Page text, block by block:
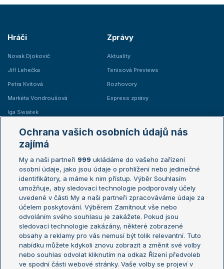
Hráči
Novak Djokovič
Jiří Lehečka
Petra Kvitová
Markéta Vondroušová
Iga Swiatek
Zprávy
Aktuality
Tenisová Previews
Rozhovory
Express zprávy
Žebříčky
Žebříček ATP (muži)
Žebříček WTA (ženy)
Sázkařský žebříček
Australian Open
French Open
Wimbledon
US Open
Turnaj mistrů
Turnaj mistryň
Aktualní trendy
Fotbalové přestupy
Ochrana vašich osobních údajů nás
zajímá
My a naši partneři 999 ukládáme do vašeho zařízení
osobní údaje, jako jsou údaje o prohlížení nebo jedinečné
identifikátory, a máme k nim přístup. Výběr Souhlasím
umožňuje, aby sledovací technologie podporovaly účely
uvedené v části My a naši partneři zpracováváme údaje za
účelem poskytování. Výběrem Zamítnout vše nebo
odvoláním svého souhlasu je zakážete. Pokud jsou
sledovací technologie zakázány, některé zobrazené
obsahy a reklamy pro vás nemusí být tolik relevantní. Tuto
nabídku můžete kdykoli znovu zobrazit a změnit své volby
nebo souhlas odvolat kliknutím na odkaz Řízení předvoleb
ve spodní části webové stránky. Vaše volby se projeví v